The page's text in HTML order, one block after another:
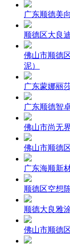
广东顺德美
顺德区大良
佛山市顺德
泥）
广东蒙娜丽
广东顺德智
佛山市尚无
佛山市顺德
广东海顺新
顺德区空想
顺德大良雅
佛山市顺德